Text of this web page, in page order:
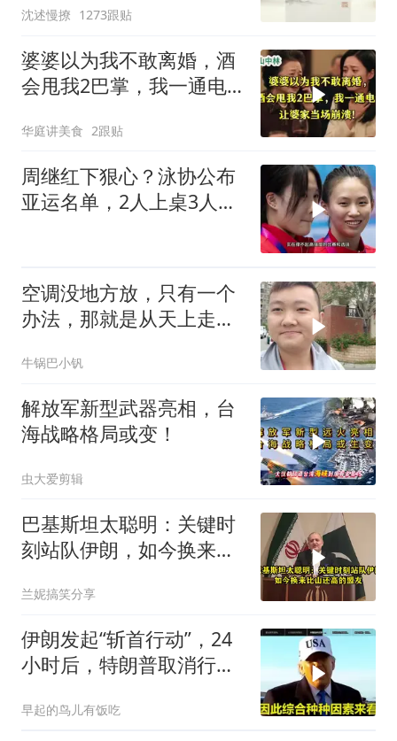
沈述慢撩 1273跟贴
婆婆以为我不敢离婚，酒
会甩我2巴掌，我一通电
华庭讲美食 2跟贴
周继红下狠心？泳协公布
亚运名单，2人上桌3人下
空调没地方放，只有一个
办法，那就是从天上走，
牛锅巴小钒
解放军新型武器亮相，台
海战略格局或变！
虫大爱剪辑
巴基斯坦太聪明：关键时
刻站队伊朗，如今换来比
兰妮搞笑分享
伊朗发起“斩首行动”，24
小时后，特朗普取消行
早起的鸟儿有饭吃